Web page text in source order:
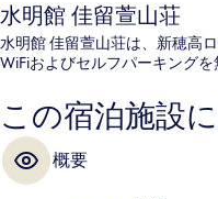
水明館 佳留萱山荘
水明館 佳留萱山荘は、新穂高
WiFiおよびセルフパーキングを
この宿泊施設
概要